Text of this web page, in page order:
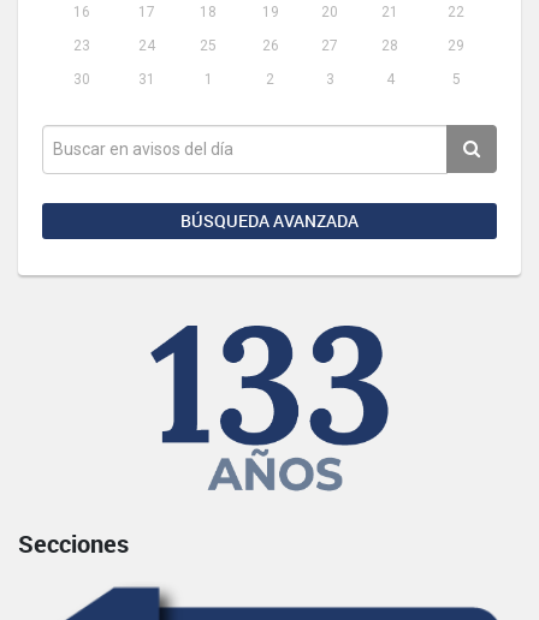
16
17 18 19 20 21
22
23
24 25 26 27 28
29
30
31 1 2 3 4 5
BÚSQUEDA AVANZADA
Secciones